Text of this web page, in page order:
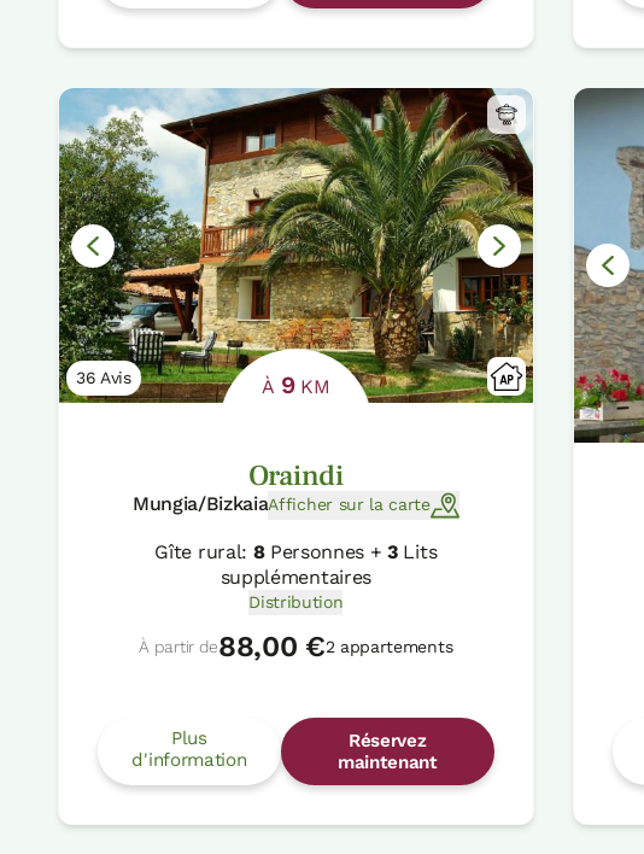
36 Avis À 9KM
Oraindi
Mungia/BizkaiaAfficher sur la carte
Gîte rural: 8Personnes +3Lits
supplémentaires
Distribution
À partir de88,00 €2 appartements
Plus
d'information
Réservez
maintenant